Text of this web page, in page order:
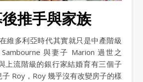
推手與家族
維多利亞時代其實就只是中產階級
與妻子 Marion 過世之
上流階級的銀行家結婚育有三個子
Roy，Roy 幾乎沒有改變房子的樣